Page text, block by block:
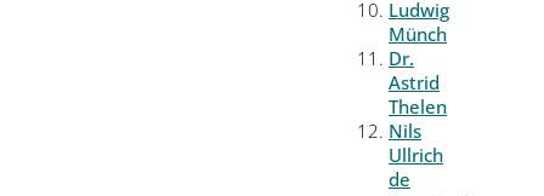
Ludwig
Münch
Dr.
Astrid
Thelen
Nils
Ullrich
de